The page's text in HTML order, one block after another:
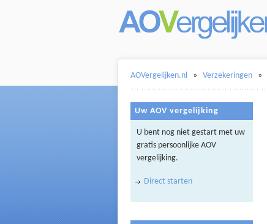
AOVergelijken.nl » Verzekeringen »
Uw AOV vergelijking
U bent nog niet gestart met uw
gratis persoonlijke AOV
vergelijking.
Direct starten